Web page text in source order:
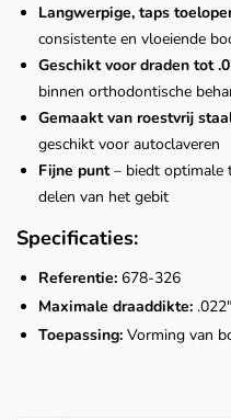
Langwerpige, taps
consistente en vloeiende
Geschikt voor draden tot
binnen orthodontische
Gemaakt van roestvrij
geschikt voor autoclaveren
Fijne punt– biedt optimale
delen van het gebit
Specificaties:
Referentie: 678‑326
Maximale draaddikte:
Toepassing: Vorming van